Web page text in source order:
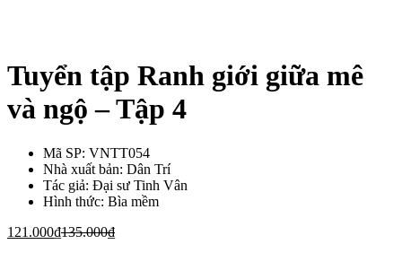
Tuyển tập Ranh giới giữa mê
và ngộ – Tập 4
Mã SP: VNTT054
Nhà xuất bản: Dân Trí
Tác giả: Đại sư Tinh Vân
Hình thức: Bìa mềm
121.000₫135.000₫